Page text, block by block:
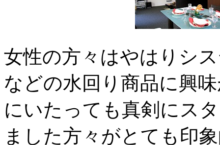
女性の方々はやはりシ
などの水回り商品に興
にいたっても真剣にス
ました方々がとても印